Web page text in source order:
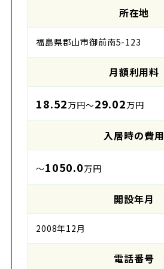
所在地
福島県郡山市御前南5-123
月額利用料
18.52万円～29.02万円
入居時の費用
～1050.0万円
開設年月
2008年12月
電話番号